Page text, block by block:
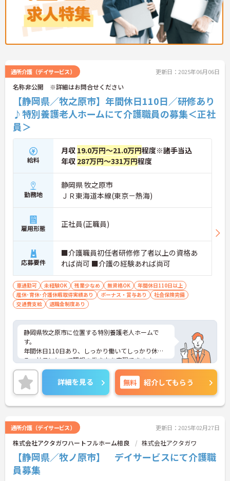
通所介護（デイサービス） 更新日：2025年06月06日
名称非公開 ※詳細はお問合せください
【静岡県／牧之原市】年間休日110日／研修あり
♪特別養護老人ホームにて介護職員の募集＜正社
員＞
給料
月収 19.0万円～21.0万円程度※諸手当込
年収 287万円～331万円程度
勤務地
静岡県 牧之原市
ＪＲ東海道本線(東京－熱海)
雇用形態 正社員(正職員)
応募要件
■介護職員初任者研修修了者以上の資格あ
れば尚可 ■介護の経験あれば尚可
車通勤可 未経験OK 残業少なめ 無資格OK
年間休日110日以上
産休･育休･介護休暇取得実績あり
ボーナス・賞与あり
社会保険完備
交通費支給
退職金制度あり
静岡県牧之原市に位置する特別養護老人ホームで
す。
年間休日110日あり、しっかり働いてしっかり休め
る、社員にとって理想の働き方を実現できます。
職員研修もあるので、働きながらスキルアップを目
指せます。
ご興味をお持ちの方はお気軽にお問い合わせくださ
い。
詳細を見る 無料 紹介してもらう
通所介護（デイサービス） 更新日：2025年02月27日
株式会社アクタガワハートフルホーム相良 株式会社アクタガワ
【静岡県／牧ノ原市】 デイサービスにて介護職
員募集